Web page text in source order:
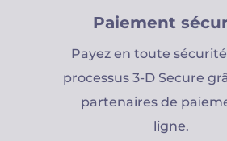
Paiement
Payez en toute
processus 3-D Secure
partenaires de
ligne.